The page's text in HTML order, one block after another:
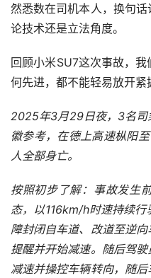
然悉数在司机本人，换句
论技术还是立法角度。
回顾小米SU7这次事故，
何先进，都不能轻易放开
2025年3月29日夜，3名司
徽参考，在德上高速枞阳
人全部身亡。
按照初步了解：事故发生
态，以116km/h时速持续
障封闭自车道、改道至逆
提醒并开始减速。随后驾
减速并操控车辆转向，随后